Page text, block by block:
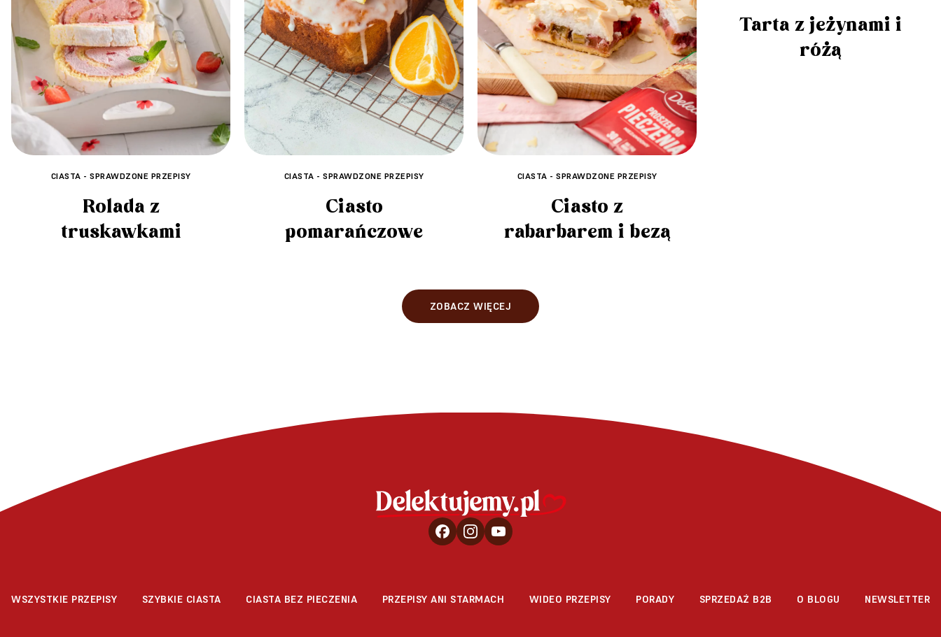
CIASTA - SPRAWDZONE PRZEPISY
Rolada z
truskawkami
CIASTA - SPRAWDZONE PRZEPISY
Ciasto
pomarańczowe
CIASTA - SPRAWDZONE PRZEPISY
Ciasto z
rabarbarem i bezą
Tarta z jeżynami i
różą
ZOBACZ WIĘCEJ
WSZYSTKIE PRZEPISY SZYBKIE CIASTA CIASTA BEZ PIECZENIA PRZEPISY ANI STARMACH WIDEO PRZEPISY PORADY SPRZEDAŻ B2B O BLOGU NEWSLETTER